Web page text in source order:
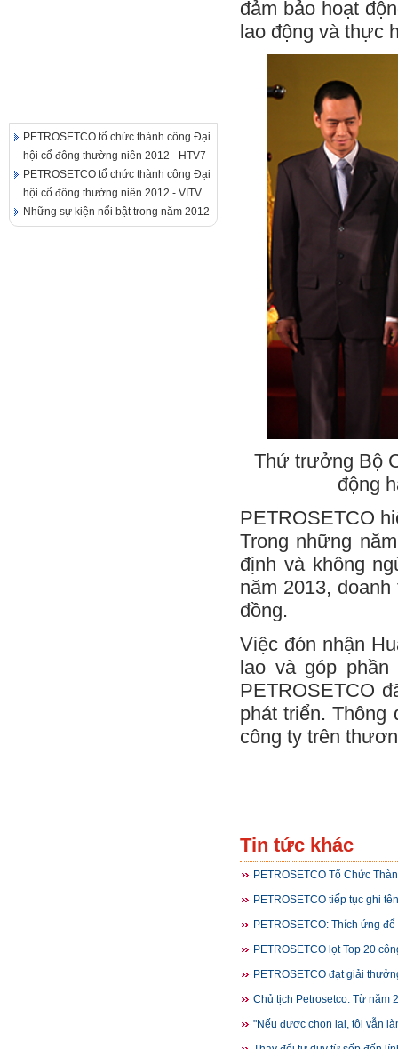
PETROSETCO tổ chức thành công Đại
hội cổ đông thường niên 2012 - HTV7
PETROSETCO tổ chức thành công Đại
hội cổ đông thường niên 2012 - VITV
Những sự kiện nổi bật trong năm 2012
đảm bảo hoạt
lao động và thực
Thứ trưởng Bộ
động
PETROSETCO
Trong những
định và không
năm 2013,
đồng.
Việc đón nhận
lao và góp
PETROSETCO
phát triển.
công ty trên
Tin tức khác
PETROSETCO Tổ Chức
PETROSETCO tiếp tục ghi
PETROSETCO: Thích ứng
PETROSETCO lọt Top 20
PETROSETCO đạt giải
Chủ tịch Petrosetco: Từ năm
"Nếu được chọn lại, tôi vẫn